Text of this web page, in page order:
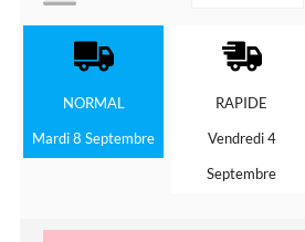
NORMAL
Mardi 8 Septembre
RAPIDE
Vendredi 4
Septembre